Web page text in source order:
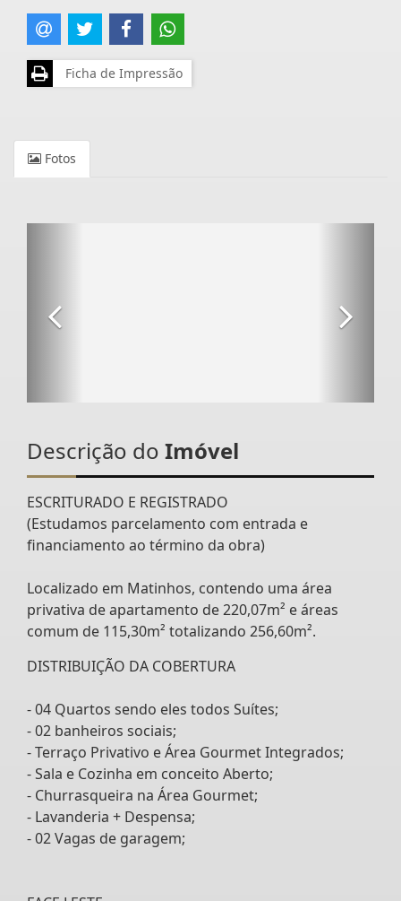
Ficha de Impressão
Fotos
Descrição do Imóvel
ESCRITURADO E REGISTRADO
(Estudamos parcelamento com entrada e
financiamento ao término da obra)
Localizado em Matinhos, contendo uma área
privativa de apartamento de 220,07m² e áreas
comum de 115,30m² totalizando 256,60m².
DISTRIBUIÇÃO DA COBERTURA
- 04 Quartos sendo eles todos Suítes;
- 02 banheiros sociais;
- Terraço Privativo e Área Gourmet Integrados;
- Sala e Cozinha em conceito Aberto;
- Churrasqueira na Área Gourmet;
- Lavanderia + Despensa;
- 02 Vagas de garagem;